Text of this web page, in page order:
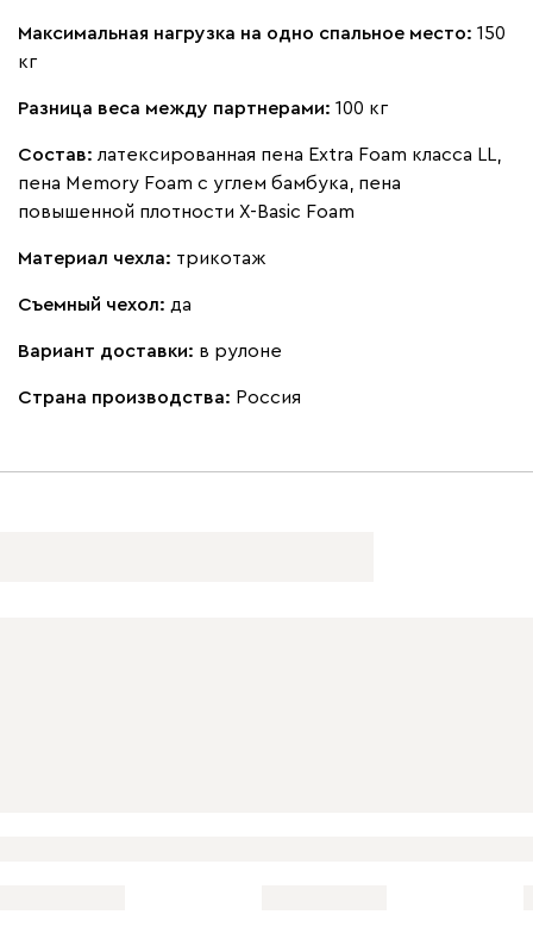
Максимальная нагрузка на одно спальное место: 150
кг
Разница веса между партнерами: 100 кг
Состав: латексированная пена Extra Foam класса LL,
пена Memory Foam с углем бамбука, пена
повышенной плотности X-Basic Foam
Материал чехла: трикотаж
Съемный чехол: да
Вариант доставки: в рулоне
Страна производства: Россия